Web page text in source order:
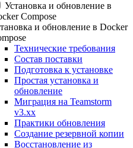
Установка и обновление в
Compose
и обновление в Docker
Технические требования
Состав поставки
Подготовка к установке
Простая установка и
обновление
Миграция на Teamstorm
v3.xx
Практики обновления
Создание резервной копии
Восстановление из